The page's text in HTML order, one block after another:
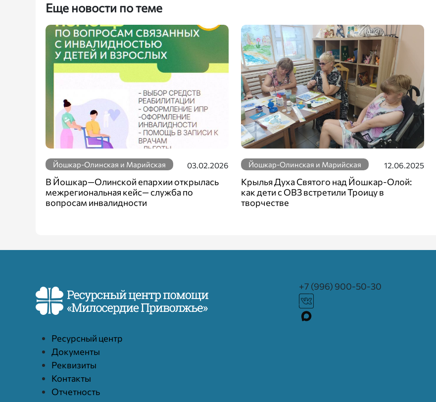
Еще новости по теме
Йошкар-Олинская и Марийская 03.02.2026
В Йошкар—Олинской епархии открылась
межрегиональная кейс— служба по
вопросам инвалидности
Йошкар-Олинская и Марийская 12.06.2025
Крылья Духа Святого над Йошкар-Олой:
как дети с ОВЗ встретили Троицу в
творчестве
+7 (996) 900-50-30
Ресурcный центр
Документы
Реквизиты
Контакты
Отчетность